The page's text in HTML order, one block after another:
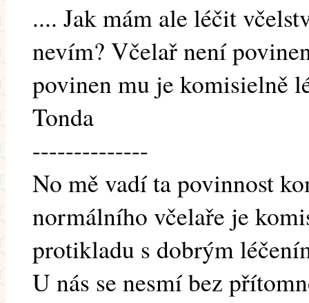
.... Jak mám ale léčit
nevím? Včelař není
povinen mu je komisielně
Tonda
--------------
No mě vadí ta povinnost
normálního včelaře je
protikladu s dobrým
U nás se nesmí bez